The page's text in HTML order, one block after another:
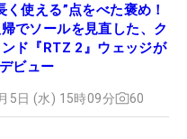
く使える”点をべた褒め！
でソールを見直した、ク
ンド『RTZ 2』ウェッジが
ビュー
5日 (水) 15時09分 60